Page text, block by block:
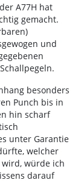
A77H hat
gemacht.
und
besonders
Punch bis in
hin scharf
unter Garantie
welcher
würde ich
darauf